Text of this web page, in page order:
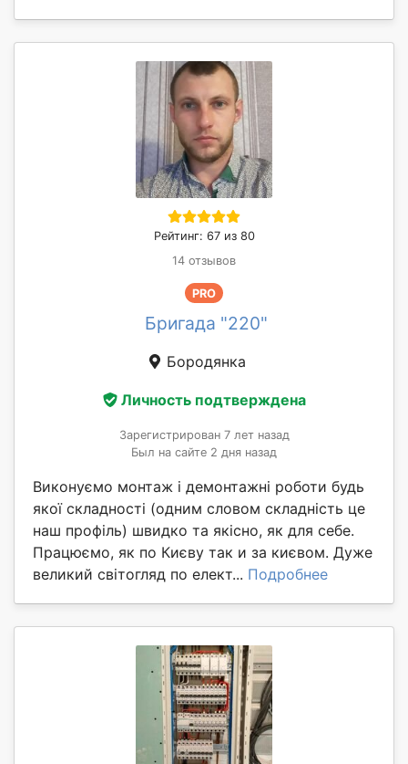
Рейтинг: 67 из 80
14 отзывов
PRO
Бригада "220"
Бородянка
Личность подтверждена
Зарегистрирован 7 лет назад
Был на сайте 2 дня назад
Виконуємо монтаж і демонтажні роботи будь
якої складності (одним словом складність це
наш профіль) швидко та якісно, як для себе.
Працюємо, як по Києву так и за києвом. Дуже
великий світогляд по елект... Подробнее